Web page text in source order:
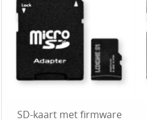
SD-kaart met firmware